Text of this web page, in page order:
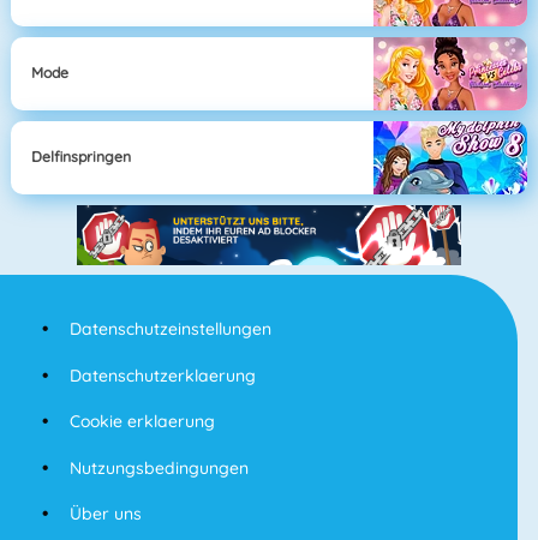
Mode
Delfinspringen
Datenschutzeinstellungen
Datenschutzerklaerung
Cookie erklaerung
Nutzungsbedingungen
Über uns